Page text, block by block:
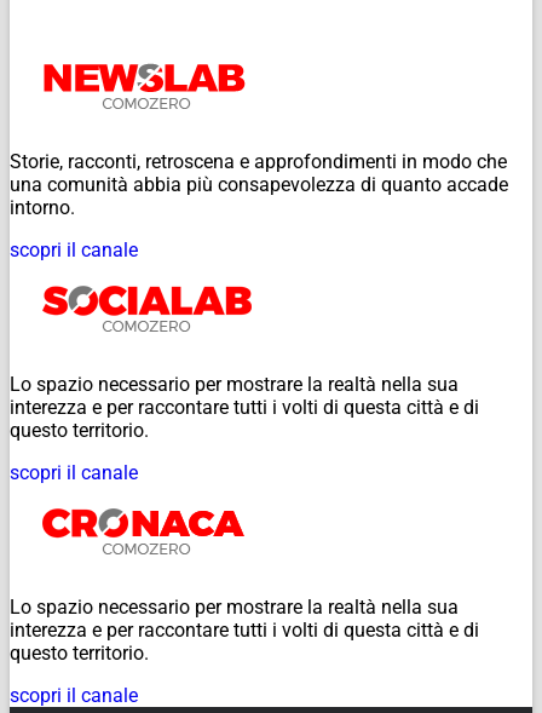
Storie, racconti, retroscena e approfondimenti in modo che
una comunità abbia più consapevolezza di quanto accade
intorno.
scopri il canale
Lo spazio necessario per mostrare la realtà nella sua
interezza e per raccontare tutti i volti di questa città e di
questo territorio.
scopri il canale
Lo spazio necessario per mostrare la realtà nella sua
interezza e per raccontare tutti i volti di questa città e di
questo territorio.
scopri il canale